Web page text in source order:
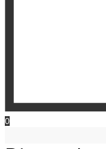
I
Self
Hur
Gud
0